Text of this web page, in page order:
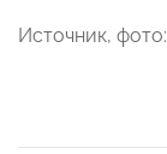
Источник, фото: